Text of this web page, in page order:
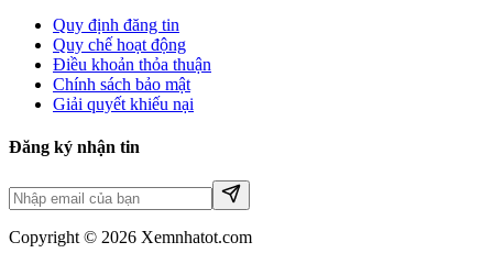
Quy định đăng tin
Quy chế hoạt động
Điều khoản thỏa thuận
Chính sách bảo mật
Giải quyết khiếu nại
Đăng ký nhận tin
Copyright © 2026 Xemnhatot.com